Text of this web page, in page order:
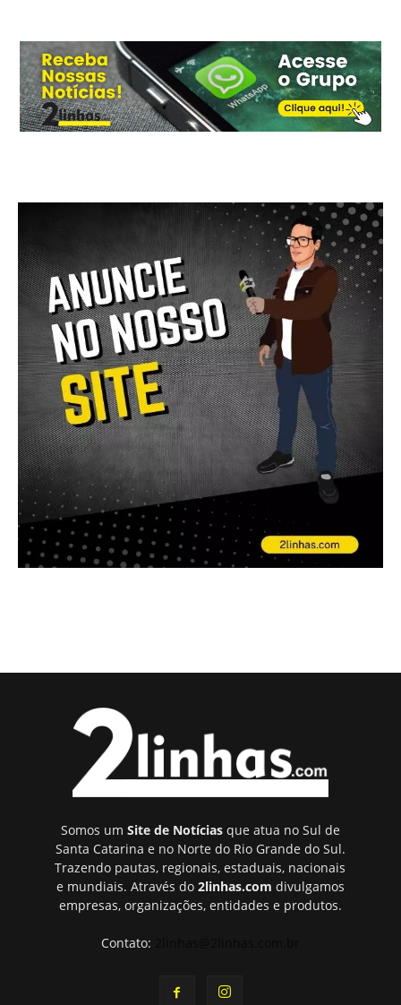
Somos um Site de Notíciasque atua no Sul de
Santa Catarina e no Norte do Rio Grande do Sul.
Trazendo pautas, regionais, estaduais, nacionais
e mundiais. Através do 2linhas.com divulgamos
empresas, organizações, entidades e produtos.
Contato: